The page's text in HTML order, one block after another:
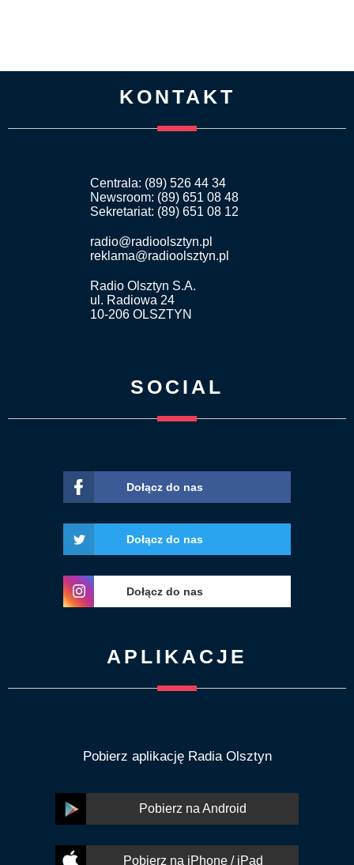
KONTAKT
Centrala: (89) 526 44 34
Newsroom: (89) 651 08 48
Sekretariat: (89) 651 08 12
radio@radioolsztyn.pl
reklama@radioolsztyn.pl
Radio Olsztyn S.A.
ul. Radiowa 24
10-206 OLSZTYN
SOCIAL
Dołącz do nas
Dołącz do nas
Dołącz do nas
APLIKACJE
Pobierz aplikację Radia Olsztyn
Pobierz na Android
Pobierz na iPhone / iPad